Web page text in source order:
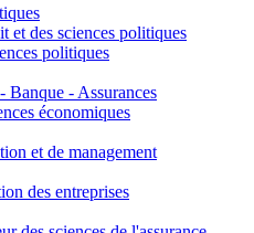
et des sciences politiques
politiques
Banque - Assurances
économiques
et de management
des entreprises